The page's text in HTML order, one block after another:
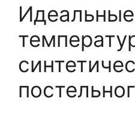
Идеальные